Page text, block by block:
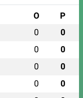
O P
0 0
0 0
0 0
0 0